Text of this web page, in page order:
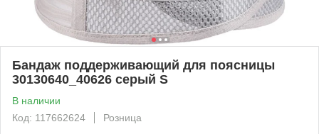
Бандаж поддерживающий для поясницы
30130640_40626 серый S
В наличии
Код: 117662624
Розница